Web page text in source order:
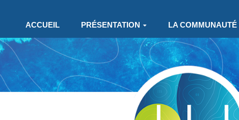
ACCUEIL
PRÉSENTATION LA COMMUNAUTÉ